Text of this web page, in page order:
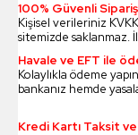
100% Güvenli Sipariş
Kişisel verileriniz
sitemizde saklanmaz.
Havale ve EFT ile
Kolaylıkla ödeme
bankanız hemde
Kredi Kartı Taksit